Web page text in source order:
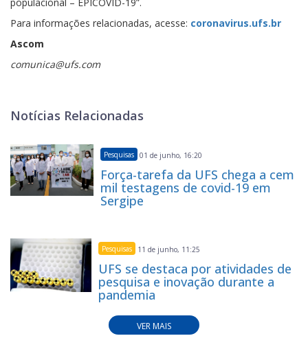
Para informações relacionadas, acesse: coronavirus.ufs.br
Ascom
comunica@ufs.com
Notícias Relacionadas
Pesquisas 01 de junho, 16:20
Força-tarefa da UFS chega a cem
mil testagens de covid-19 em
Sergipe
Pesquisas 11 de junho, 11:25
UFS se destaca por atividades de
pesquisa e inovação durante a
pandemia
VER MAIS